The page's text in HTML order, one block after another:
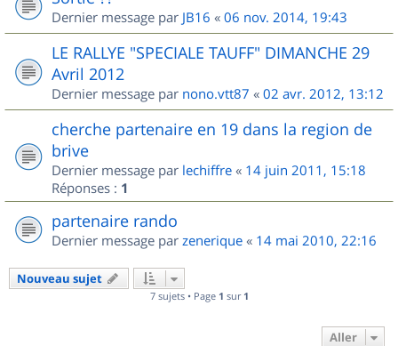
Dernier message par JB16 « 06 nov. 2014, 19:43
LE RALLYE "SPECIALE TAUFF" DIMANCHE 29
Avril 2012
Dernier message par nono.vtt87 « 02 avr. 2012, 13:12
cherche partenaire en 19 dans la region de
brive
Dernier message par lechiffre « 14 juin 2011, 15:18
Réponses : 1
partenaire rando
Dernier message par zenerique « 14 mai 2010, 22:16
Nouveau sujet
7 sujets • Page 1 sur 1
Aller